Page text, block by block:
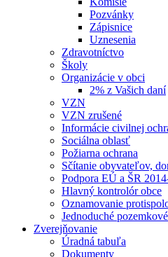
Pozvánky
Zápisnice
Uznesenia
Zdravotníctvo
Školy
Organizácie v obci
2% z Vašich daní
VZN
VZN zrušené
Informácie civilnej
Sociálna oblasť
Požiarna ochrana
Sčítanie obyvateľov,
Podpora EÚ a ŠR
Hlavný kontrolór obce
Oznamovanie
Jednoduché
Zverejňovanie
Úradná tabuľa
Dokumenty